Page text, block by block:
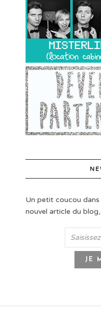
Un petit coucou
nouvel article du